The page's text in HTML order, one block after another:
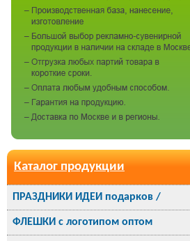
Каталог продукции
ПРАЗДНИКИ ИДЕИ подарков /
ФЛЕШКИ с логотипом оптом